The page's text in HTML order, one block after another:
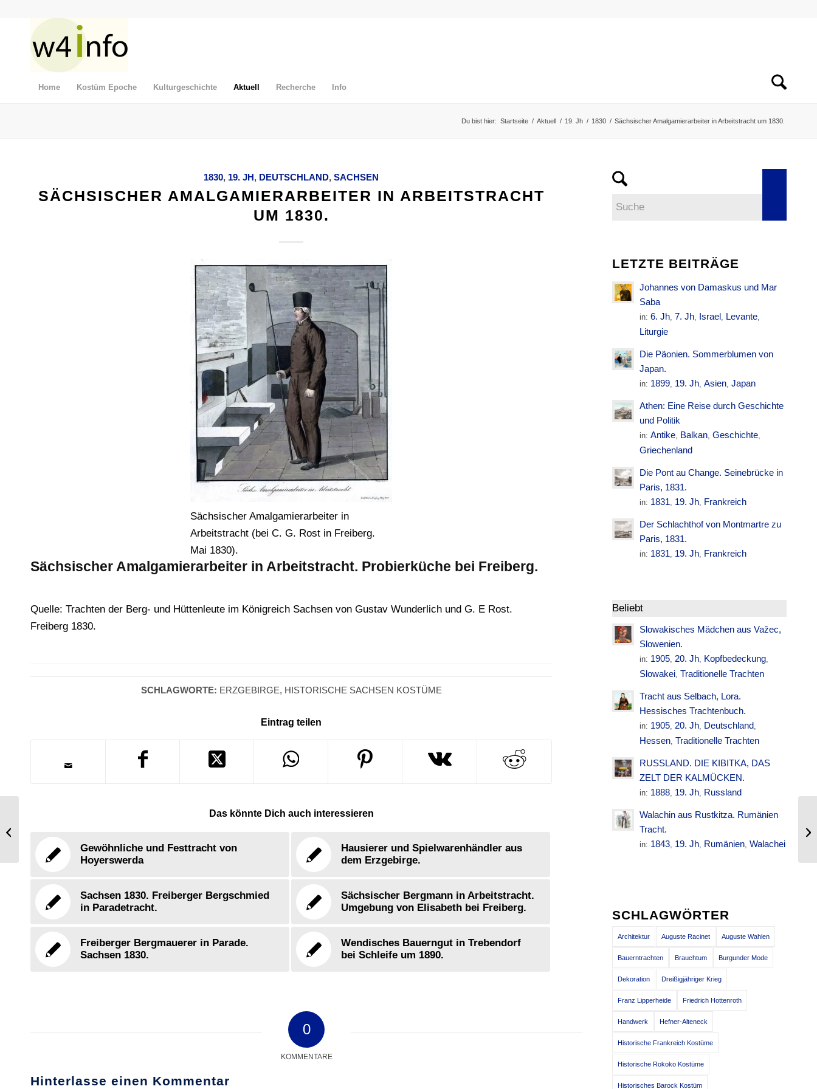
Home Kostüm Epoche Kulturgeschichte Aktuell Recherche Info
Du bist hier: Startseite / Aktuell / 19. Jh / 1830 / Sächsischer Amalgamierarbeiter in Arbeitstracht um 1830.
1830, 19. JH, DEUTSCHLAND,SACHSEN
SÄCHSISCHER AMALGAMIERARBEITER IN ARBEITSTRACHT
UM 1830.
Sächsischer Amalgamierarbeiter in
Arbeitstracht (bei C. G. Rost in Freiberg.
Mai 1830).
Sächsischer Amalgamierarbeiter in Arbeitstracht. Probierküche bei Freiberg.
Quelle: Trachten der Berg- und Hüttenleute im Königreich Sachsen von Gustav Wunderlich und G. E Rost.
Freiberg 1830.
SCHLAGWORTE: ERZGEBIRGE, HISTORISCHE SACHSEN KOSTÜME
Eintrag teilen
Das könnte Dich auch interessieren
Gewöhnliche und Festtracht von
Hoyerswerda
Hausierer und Spielwarenhändler aus
dem Erzgebirge.
Sachsen 1830. Freiberger Bergschmied
in Paradetracht.
Sächsischer Bergmann in Arbeitstracht.
Umgebung von Elisabeth bei Freiberg.
Freiberger Bergmauerer in Parade.
Sachsen 1830.
Wendisches Bauerngut in Trebendorf
bei Schleife um 1890.
0
KOMMENTARE
Hinterlasse einen Kommentar
LETZTE BEITRÄGE
Johannes von Damaskus und Mar
Saba
in:6. Jh, 7. Jh, Israel, Levante,
Liturgie
Die Päonien. Sommerblumen von
Japan.
in: 1899, 19. Jh,Asien,Japan
Athen: Eine Reise durch Geschichte
und Politik
in:Antike, Balkan,Geschichte,
Griechenland
Die Pont au Change. Seinebrücke in
Paris, 1831.
in: 1831, 19. Jh, Frankreich
Der Schlachthof von Montmartre zu
Paris, 1831.
in: 1831, 19. Jh, Frankreich
Beliebt
Slowakisches Mädchen aus Važec,
Slowenien.
in: 1905,20. Jh, Kopfbedeckung,
Slowakei, Traditionelle Trachten
Tracht aus Selbach, Lora.
Hessisches Trachtenbuch.
in: 1905,20. Jh, Deutschland,
Hessen, Traditionelle Trachten
RUSSLAND. DIE KIBITKA, DAS
ZELT DER KALMÜCKEN.
in: 1888, 19. Jh, Russland
Walachin aus Rustkitza. Rumänien
Tracht.
in: 1843, 19. Jh, Rumänien,Walachei
SCHLAGWÖRTER
Architektur Auguste Racinet Auguste Wahlen
Bauerntrachten Brauchtum Burgunder Mode
Dekoration Dreißigjähriger Krieg
Franz Lipperheide Friedrich Hottenroth
Handwerk Hefner-Alteneck
Historische Frankreich Kostüme
Historische Rokoko Kostüme
Historisches Barock Kostüm